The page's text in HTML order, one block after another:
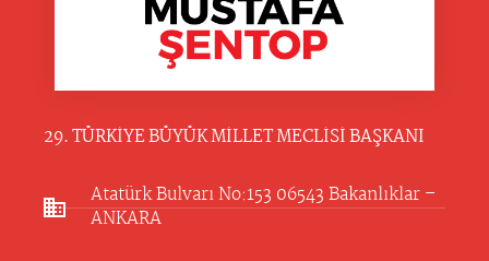
29. TÜRKİYE BÜYÜK MİLLET MECLİSİ BAŞKANI
Atatürk Bulvarı No:153 06543 Bakanlıklar –
ANKARA​